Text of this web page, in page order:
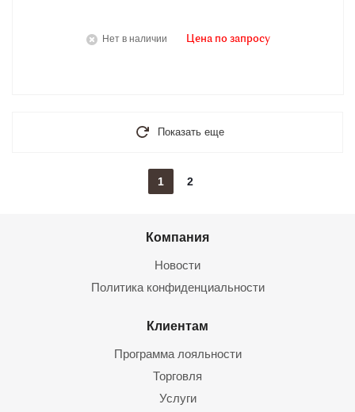
Нет в наличии Цена по запросу
Показать еще
1 2
Компания
Новости
Политика конфиденциальности
Клиентам
Программа лояльности
Торговля
Услуги